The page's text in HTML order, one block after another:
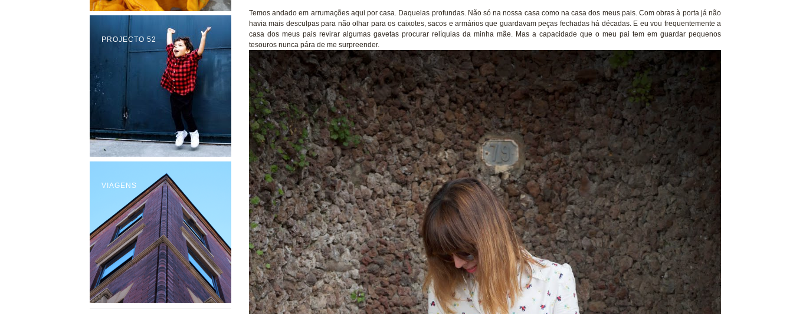
Temos andado em arrumações aqui por casa. Daquelas profundas. Não só na nossa casa como na casa dos meus pais. Com obras à porta já não
havia mais desculpas para não olhar para os caixotes, sacos e armários que guardavam peças fechadas há décadas. E eu vou frequentemente a
casa dos meus pais revirar algumas gavetas procurar relíquias da minha mãe. Mas a capacidade que o meu pai tem em guardar pequenos
tesouros nunca pára de me surpreender.
PROJECTO 52
VIAGENS